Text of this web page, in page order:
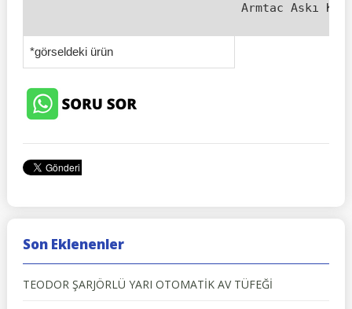
Armtac Askı
*görseldeki ürün
Son Eklenenler
TEODOR ŞARJÖRLÜ YARI OTOMATİK AV TÜFEĞİ